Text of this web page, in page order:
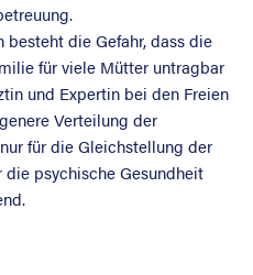
besteht die Gefahr, dass die
für viele Mütter untragbar
und Expertin bei den Freien
Verteilung der
für die Gleichstellung der
die psychische Gesundheit